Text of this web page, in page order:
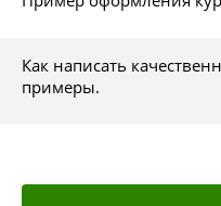
Как написать
примеры.